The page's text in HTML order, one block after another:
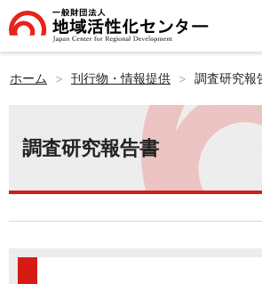
ホーム 刊行物・情報提供 調査研究報
調査研究報告書